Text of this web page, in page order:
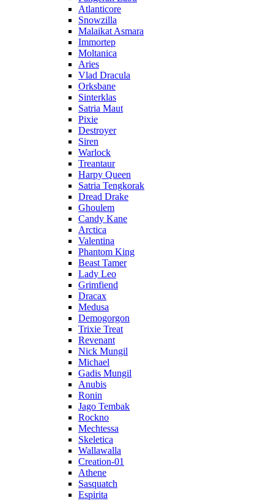
Atlanticore
Snowzilla
Malaikat Asmara
Immortep
Moltanica
Aries
Vlad Dracula
Orksbane
Sinterklas
Satria Maut
Pixie
Destroyer
Siren
Warlock
Treantaur
Harpy Queen
Satria Tengkorak
Dread Drake
Ghoulem
Candy Kane
Arctica
Valentina
Phantom King
Beast Tamer
Lady Leo
Grimfiend
Dracax
Medusa
Demogorgon
Trixie Treat
Revenant
Nick Mungil
Michael
Gadis Mungil
Anubis
Ronin
Jago Tembak
Rockno
Mechtessa
Skeletica
Wallawalla
Creation-01
Athene
Sasquatch
Espirita